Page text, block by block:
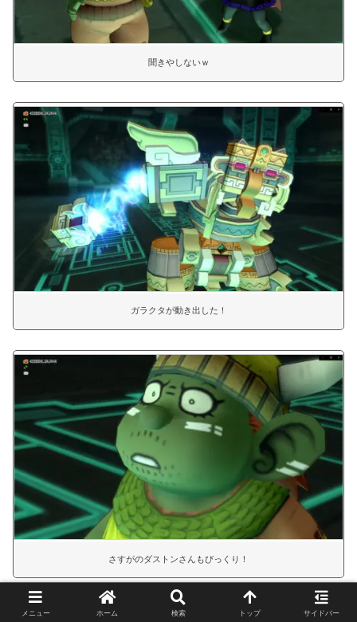
聞きやしないｗ
ガラクタが動き出した！
さすがのダストンさんもびっくり！
メニュー ホーム 検索 トップ サイドバー